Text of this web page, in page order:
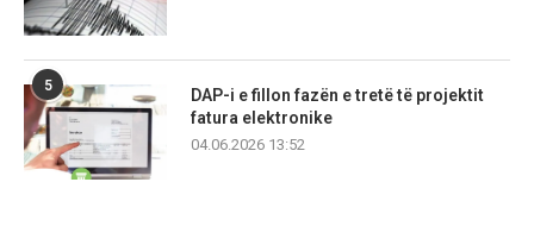
5
DAP-i e fillon fazën e tretë të projektit
fatura elektronike
04.06.2026 13:52